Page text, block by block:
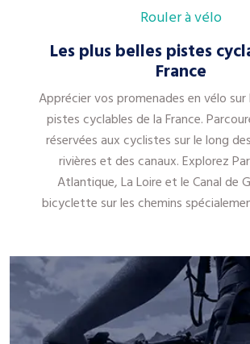
Rouler à vélo
Les plus belles pistes
France
Apprécier vos promenades en vélo sur
pistes cyclables de la France.
réservées aux cyclistes sur le long
rivières et des canaux. Explorez
Atlantique, La Loire et le Canal de
bicyclette sur les chemins